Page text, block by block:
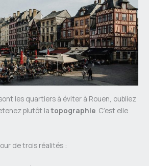
les quartiers à éviter à Rouen, oubliez
plutôt latopographie . C’est elle
de trois réalités :